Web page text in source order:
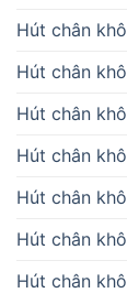
Hút chân
Hút chân
Hút chân
Hút chân
Hút chân
Hút chân
Hút chân